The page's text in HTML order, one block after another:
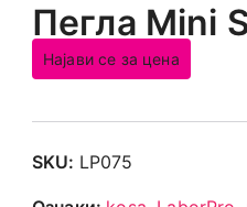
Пегла Mini
Најави се за цена
SKU: LP075